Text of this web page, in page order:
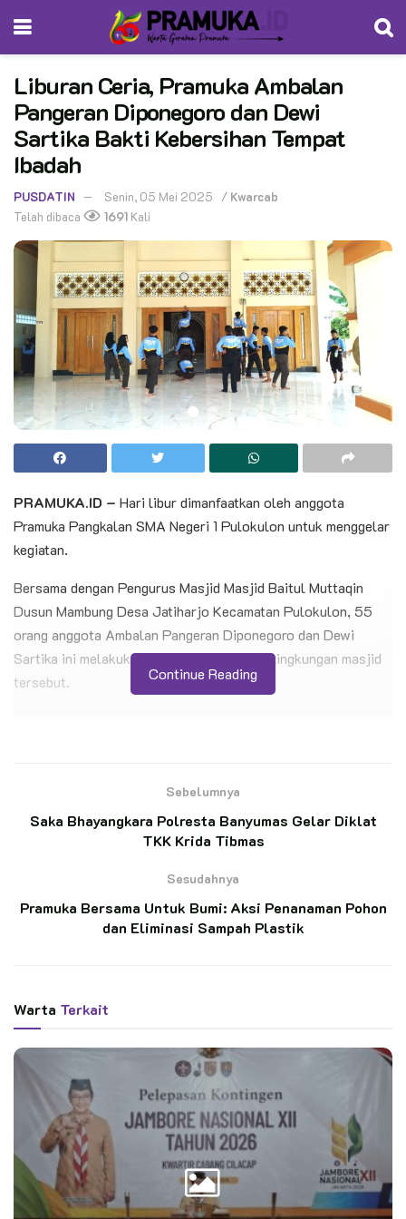
Liburan Ceria, Pramuka Ambalan
Pangeran Diponegoro dan Dewi
Sartika Bakti Kebersihan Tempat
Ibadah
PUSDATIN Senin, 05 Mei 2025 / Kwarcab
Telah dibaca
1691 Kali
PRAMUKA.ID – Hari libur dimanfaatkan oleh anggota
Pramuka Pangkalan SMA Negeri 1 Pulokulon untuk menggelar
kegiatan.
Bersama dengan Pengurus Masjid Masjid Baitul Muttaqin
Dusun Mambung Desa Jatiharjo Kecamatan Pulokulon, 55
orang anggota Ambalan Pangeran Diponegoro dan Dewi
Sartika ini melakukan bakti membersihkan lingkungan masjid
tersebut.
Berlaga di Jambore Nasional XII
Wawali Arya Negara Lepas Kontingen Kwarcab
Menurut Kak Shodikin Pembina Gugus Depan Grobogan 11-
073/11-082 SMA Negeri 1 Pulokulon mengatakan bahwa
kegiatan ini dengan tujuan menumbuhkan rasa kepedulian
sosial terhadap sesama, terutama kepada masyarakat sekitar.
Lebih lanjut Kak Shodikin juga menyampaikan bahwa kegiatan
ini dalam rangka mengamalkan nilai-nilai kepramukaan, seperti
Continue Reading
Sebelumnya
Saka Bhayangkara Polresta Banyumas Gelar Diklat
TKK Krida Tibmas
Sesudahnya
Pramuka Bersama Untuk Bumi: Aksi Penanaman Pohon
dan Eliminasi Sampah Plastik
Warta Terkait